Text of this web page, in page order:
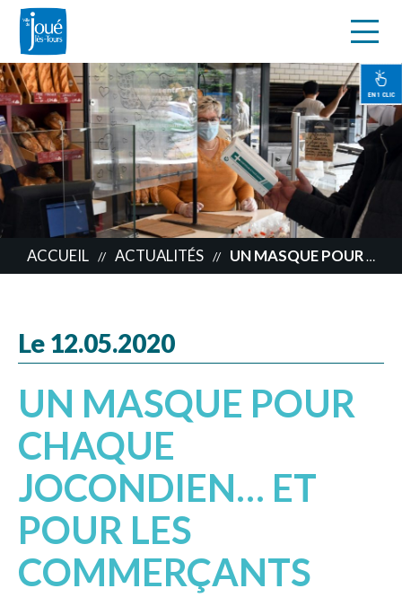
Aller
au
contenu
principal
EN 1 CLIC
ACCUEIL // ACTUALITÉS // UN MASQUE POUR CHAQUE JOCONDIEN… ET POUR LES COMMERÇANTS
Le 12.05.2020
UN MASQUE POUR
CHAQUE
JOCONDIEN… ET
POUR LES
COMMERÇANTS